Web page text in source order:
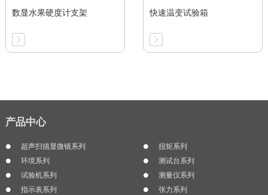
数显水果硬度计支架 快速温变试验箱
产品中心
超声扫描显微镜系列
扭矩系列
环境系列
测试台系列
试验机系列
测量仪系列
指示表系列
张力系列